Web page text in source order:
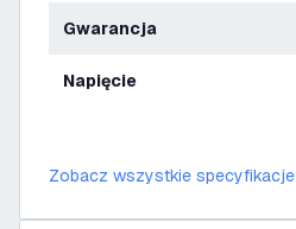
Gwarancja
Napięcie
Zobacz wszystkie specyfikacje